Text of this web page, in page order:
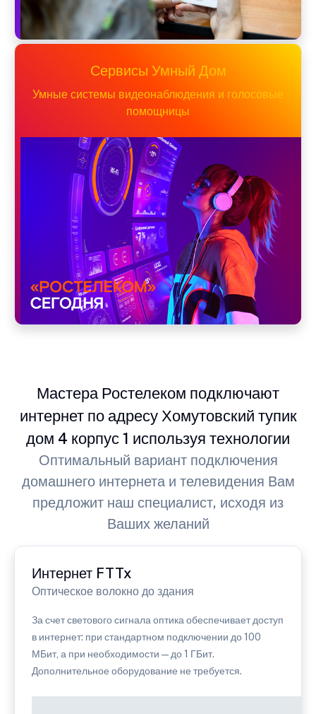
Сервисы Умный Дом
Умные системы видеонаблюдения и голосовые
помощницы
Мастера Ростелеком подключают
интернет по адресу Хомутовский тупик
дом 4 корпус 1 используя технологии
Оптимальный вариант подключения
домашнего интернета и телевидения Вам
предложит наш специалист, исходя из
Ваших желаний
Интернет FTTx
Оптическое волокно до здания
За счет светового сигнала оптика обеспечивает доступ
в интернет: при стандартном подключении до 100
МБит, а при необходимости — до 1 ГБит.
Дополнительное оборудование не требуется.